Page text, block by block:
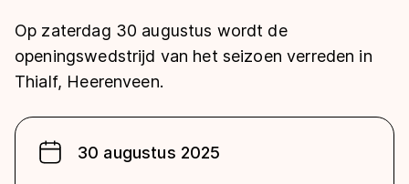
Marathon
Langebaan
Shorttrack
Inlineskaten
Uitslagen
Shorttrack
Tijden & historie
30 augustus 2025
Op zaterdag 30 augustus wordt de
openingswedstrijd van het seizoen verreden in
Thialf, Heerenveen.